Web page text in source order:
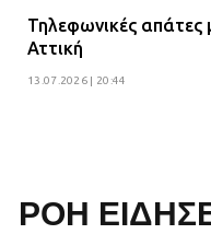
Τηλεφωνικές απάτες
Αττική
13.07.2026 | 20:44
ΡΟΗ